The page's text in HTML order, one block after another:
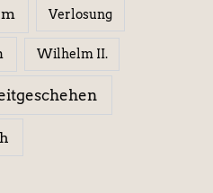
Verlosung
Wilhelm II.